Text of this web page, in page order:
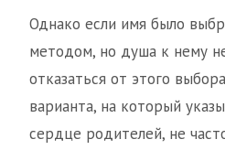
Однако если имя было
методом, но душа к нему
отказаться от этого
варианта, на который
сердце родителей, не